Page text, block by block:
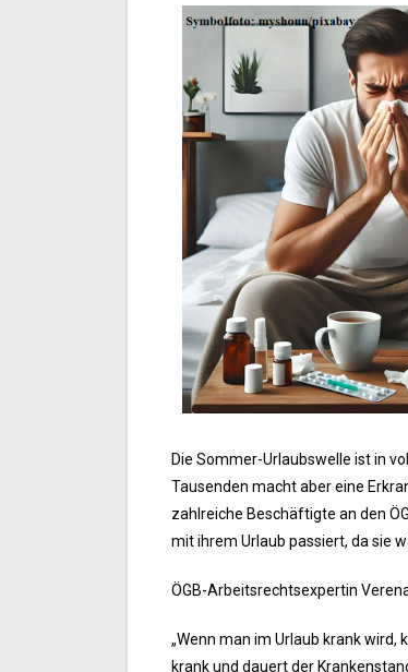
Die Sommer-Urlaubswelle ist in
Tausenden macht aber eine
zahlreiche Beschäftigte an den
mit ihrem Urlaub passiert, da sie
ÖGB-Arbeitsrechtsexpertin
„Wenn man im Urlaub krank wird,
krank und dauert der